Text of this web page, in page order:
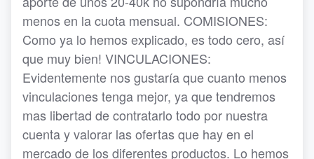
menos en la cuota mensual. COMISIONES:
Como ya lo hemos explicado, es todo cero, así
que muy bien! VINCULACIONES:
Evidentemente nos gustaría que cuanto menos
vinculaciones tenga mejor, ya que tendremos
mas libertad de contratarlo todo por nuestra
cuenta y valorar las ofertas que hay en el
mercado de los diferentes productos. Lo hemos